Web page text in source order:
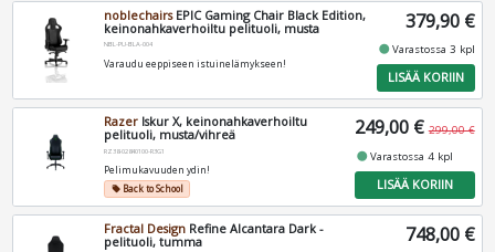
noblechairsEPIC Gaming Chair Black Edition,
keinonahkaverhoiltu pelituoli, musta
NBL-PU-BLA-004
Varaudu eeppiseen istuinelämykseen!
379,90 €
fiber_manual_recordVarastossa 3 kpl
LISÄÄ KORIIN
Razer Iskur X, keinonahkaverhoiltu
pelituoli, musta/vihreä
RZ38-02840100-R3G1
Pelimukavuuden ydin!
local_offerBack to School
249,00 € 299,00 €
fiber_manual_recordVarastossa 4 kpl
LISÄÄ KORIIN
Fractal Design Refine Alcantara Dark -
pelituoli, tumma
748,00 €